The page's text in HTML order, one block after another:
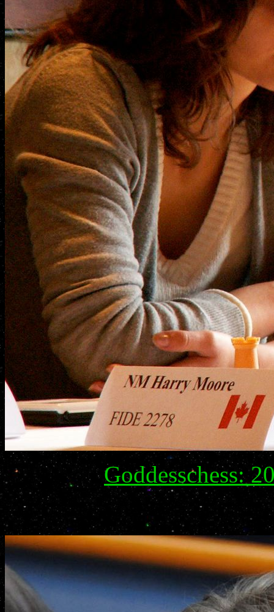
Goddesschess: